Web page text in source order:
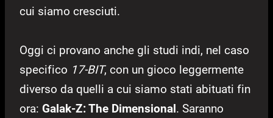
cui siamo cresciuti.
Oggi ci provano anche gli studi indi, nel caso
specifico 17-BIT, con un gioco leggermente
diverso da quelli a cui siamo stati abituati fin
ora: Galak-Z: The Dimensional. Saranno